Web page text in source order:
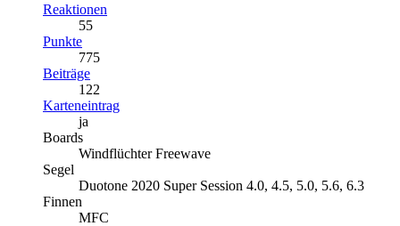
Reaktionen
55
Punkte
775
Beiträge
122
Karteneintrag
ja
Boards
Windflüchter Freewave
Segel
Duotone 2020 Super Session 4.0, 4.5, 5.0, 5.6, 6.3
Finnen
MFC